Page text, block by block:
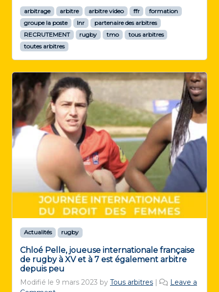
arbitrage arbitre arbitre video ffr
formation
groupe la poste
lnr
partenaire des arbitres
RECRUTEMENT
rugby tmo
tous arbitres
toutes arbitres
Actualités rugby
Chloé Pelle, joueuse internationale française
de rugby à XV et à 7 est également arbitre
depuis peu
Modifié le 9 mars 2023 by Tous arbitres
Leave a